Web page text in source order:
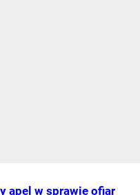
apel w sprawie ofiar